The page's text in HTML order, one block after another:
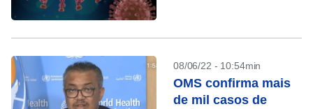
08/06/22 - 10:54min
OMS confirma mais
de mil casos de